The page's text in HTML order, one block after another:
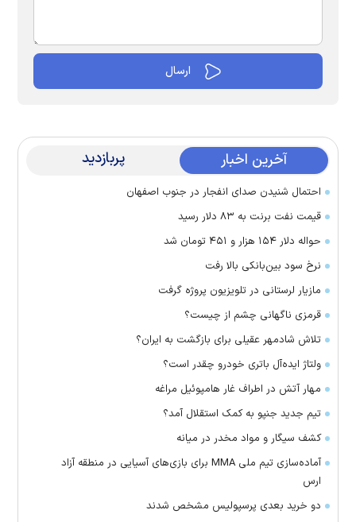
آخرین اخبار پربازدید
احتمال شنیدن صدای انفجار در جنوب اصفهان
قیمت نفت برنت به ۸۳ دلار رسید
حواله دلار ۱۵۴ هزار و ۴۵۱ تومان شد
نرخ سود بین‌بانکی بالا رفت
مازیار لرستانی در تلویزیون پروژه گرفت
قرمزی ناگهانی چشم از چیست؟
تلاش شادمهر عقیلی برای بازگشت به ایران؟
ولتاژ ایده‌آل باتری خودرو چقدر است؟
مهار آتش در اطراف غار هامپوئیل مراغه
تیم جدید جنپو به کمک استقلال آمد؟
کشف سیگار و مواد مخدر در میانه
آماده‌سازی تیم ملی MMA برای بازی‌های آسیایی در منطقه آزاد
ارس
دو خرید بعدی پرسپولیس مشخص شدند